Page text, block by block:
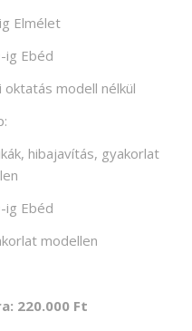
Elmélet
ig Ebéd
modell nélkül
hibajavítás, gyakorlat
ig Ebéd
modellen
220.000 Ft